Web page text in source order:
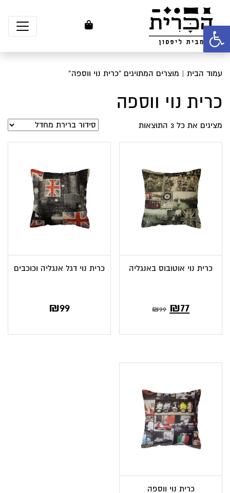
פתח סרגל נגישות
עמוד הבית | מוצרים המתויגים “כרית נוי ווספה”
כרית נוי ווספה
מציגים את כל ⁦3⁩ התוצאות
כרית נוי אוטובוס באנגליה
₪99 המחיר
₪99.
₪77המחיר
₪77.
כרית נוי דגל אנגליה וכוכבים
₪99
כרית נוי ווספה